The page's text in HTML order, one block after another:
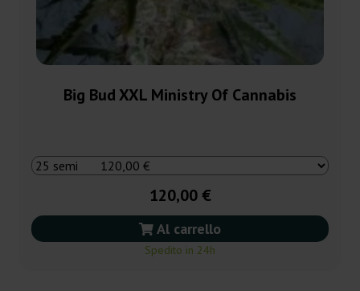
Big Bud XXL Ministry Of Cannabis
120,00 €
Al carrello
Spedito in 24h